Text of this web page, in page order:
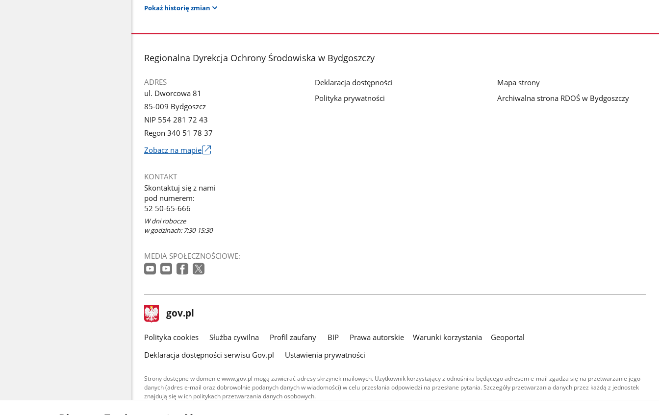
Pokaż historię zmian
stopka
Regionalna Dyrekcja Ochrony Środowiska w Bydgoszczy
ADRES
ul. Dworcowa 81
85-009 Bydgoszcz
NIP 554 281 72 43
Regon 340 51 78 37
Zobacz na mapie
się
w
nowym
oknie
KONTAKT
Skontaktuj się z nami
pod numerem:
52 50-65-666
W dni robocze
w godzinach: 7:30-15:30
MEDIA SPOŁECZNOŚCIOWE:
Deklaracja dostępności
Polityka prywatności
Mapa strony
Archiwalna strona RDOŚ w Bydgoszczy
stopka
gov.pl Strona
gov.pl
gov.pl
Polityka cookies Służba cywilna Profil zaufany BIP Prawa autorskie Warunki korzystania
Geoportal
Deklaracja dostępności serwisu Gov.pl
Ustawienia prywatności
Strony dostępne w domenie www.gov.pl mogą zawierać adresy skrzynek mailowych. Użytkownik korzystający z odnośnika będącego adresem e-mail zgadza się na przetwarzanie jego
danych (adres e-mail oraz dobrowolnie podanych danych w wiadomości) w celu przesłania odpowiedzi na przesłane pytania. Szczegóły przetwarzania danych przez każdą z jednostek
znajdują się w ich politykach przetwarzania danych osobowych.